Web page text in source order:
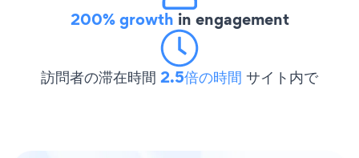
200% growth in engagement
訪問者の滞在時間 2.5倍の時間 サイト内で